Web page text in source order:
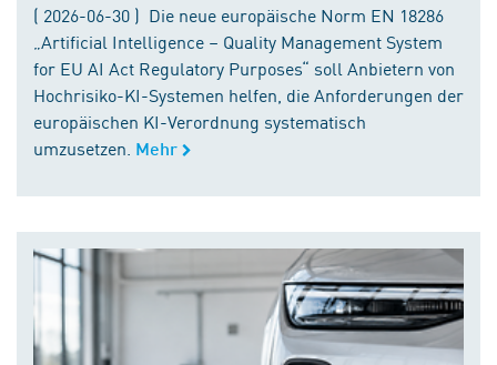
( 2026-06-30 ) Die neue europäische Norm EN 18286
„Artificial Intelligence – Quality Management System
for EU AI Act Regulatory Purposes“ soll Anbietern von
Hochrisiko-KI-Systemen helfen, die Anforderungen der
europäischen KI-Verordnung systematisch
umzusetzen. Mehr